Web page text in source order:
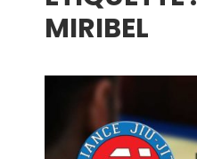
MIRIBEL